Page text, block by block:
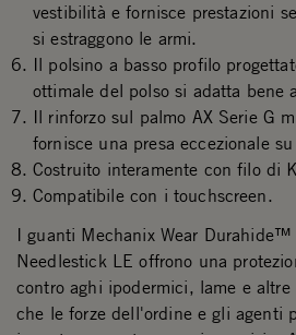
vestibilità e fornisce prestazioni
si estraggono le armi.
Il polsino a basso profilo
ottimale del polso si adatta bene
Il rinforzo sul palmo AX Serie G
fornisce una presa eccezionale
Costruito interamente con filo di
Compatibile con i touchscreen.
I guanti Mechanix Wear Durahide™
Needlestick LE offrono una
contro aghi ipodermici, lame e
che le forze dell'ordine e gli agenti